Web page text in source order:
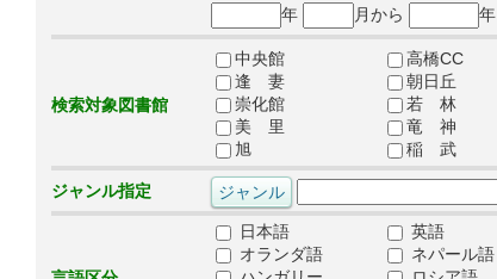
年
月から 年
検索対象図書館
中央館 高橋CC
逢 妻
朝日丘
崇化館
若 林
美 里
竜 神
旭
稲 武
ジャンル指定
日本語 英語
オランダ語
ネパール語